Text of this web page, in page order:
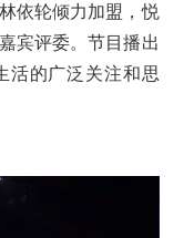
依轮倾力加盟，悦
宾评委。节目播出
活的广泛关注和思